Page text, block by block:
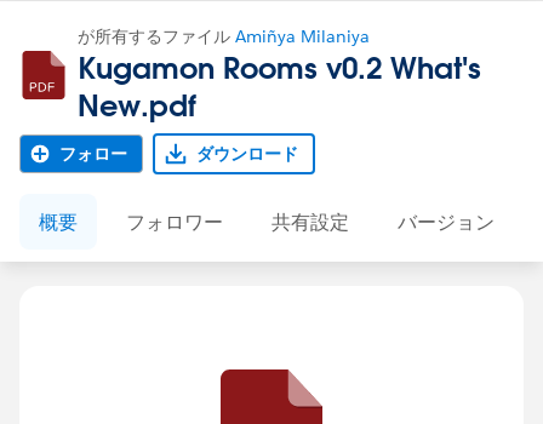
が所有するファイル Amiñya Milaniya
Kugamon Rooms v0.2 What's
New.pdf
フォロー ダウンロード
概要 フォロワー 共有設定 バージョン